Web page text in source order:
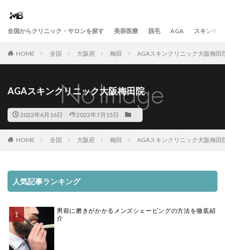
全国からクリニック・サロンを探す 美容医療 脱毛 AGA スキンケア
HOME 全国 大阪府 梅田 AGAスキンクリニック大阪梅田
AGAスキンクリニック大阪梅田院
2022年6月16日 2022年7月15日
HOME 全国 大阪府 梅田 AGAスキンクリニック大阪梅田
人気記事ランキング
男前に磨きがかかるメンズシェービングの方法を徹底紹
介